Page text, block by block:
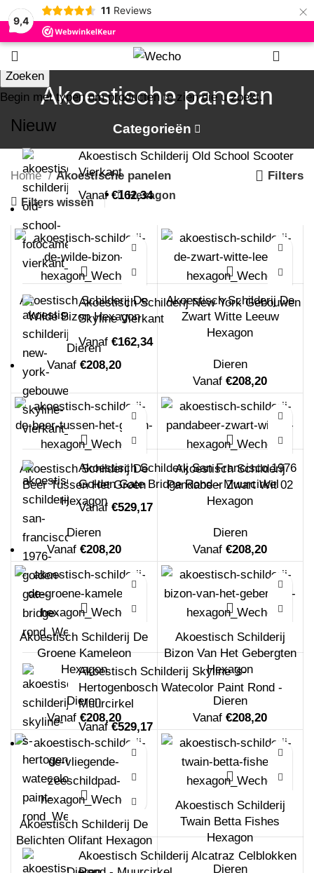
9,4
11 Reviews ×
Akoestische panelen
Categorieën
Home Akoestische panelen Filters
Filters wissen
Hexagon
Akoestisch Schilderij De
Wilde Bizon Hexagon
Dieren
Vanaf €208,20
Akoestisch Schilderij De
Zwart Witte Leeuw
Hexagon
Dieren
Vanaf€208,20
Akoestisch Schilderij De
Beer Tussen Het Groen
Hexagon
Dieren
Vanaf €208,20
Akoestisch Schilderij
Pandabeer Zwart Wit 02
Hexagon
Dieren
Vanaf€208,20
Akoestisch Schilderij De
Groene Kameleon
Hexagon
Dieren
Vanaf €208,20
Akoestisch Schilderij
Bizon Van Het Gebergten
Hexagon
Dieren
Vanaf€208,20
Akoestisch Schilderij De
Belichten Olifant Hexagon
Akoestisch Schilderij
Twain Betta Fishes
Hexagon
Dieren
Zoeken
Begin met typen om producten te zien die u zoekt.
Nieuw
Akoestisch Schilderij Old School Scooter
Vierkant
Vanaf €162,34
Akoestisch Schilderij New York Gebouwen
Skyline Vierkant
Vanaf €162,34
Akoestisch Schilderij San Francisco 1976
Golden Gate Bridge Rond - Muurcirkel
Vanaf €529,17
Akoestisch Schilderij Skyline 's-
Hertogenbosch Watecolor Paint Rond -
Muurcirkel
Vanaf€529,17
Akoestisch Schilderij Alcatraz Celblokken